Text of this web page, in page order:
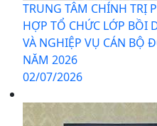
TRUNG TÂM CHÍNH TRỊ
HỢP TỔ CHỨC LỚP BỒI
VÀ NGHIỆP VỤ CÁN BỘ
NĂM 2026
02/07/2026